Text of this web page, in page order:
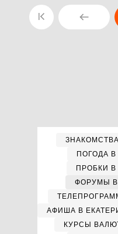
ПОГОДА
ПРОБКИ В
ФОРУМЫ В
АФИША В
КУРСЫ